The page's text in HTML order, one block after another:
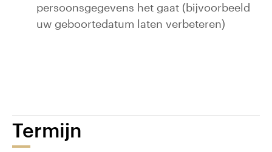
persoonsgegevens het gaat (bijvoorbeeld
uw geboortedatum laten verbeteren)
Termijn